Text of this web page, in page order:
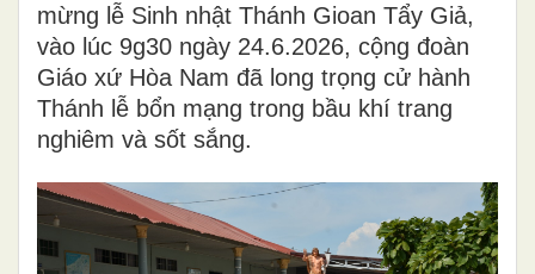
mừng lễ Sinh nhật Thánh Gioan Tẩy Giả,
vào lúc 9g30 ngày 24.6.2026, cộng đoàn
Giáo xứ Hòa Nam đã long trọng cử hành
Thánh lễ bổn mạng trong bầu khí trang
nghiêm và sốt sắng.